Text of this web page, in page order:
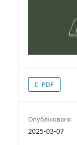
PDF
Опубліковано
2025-03-07